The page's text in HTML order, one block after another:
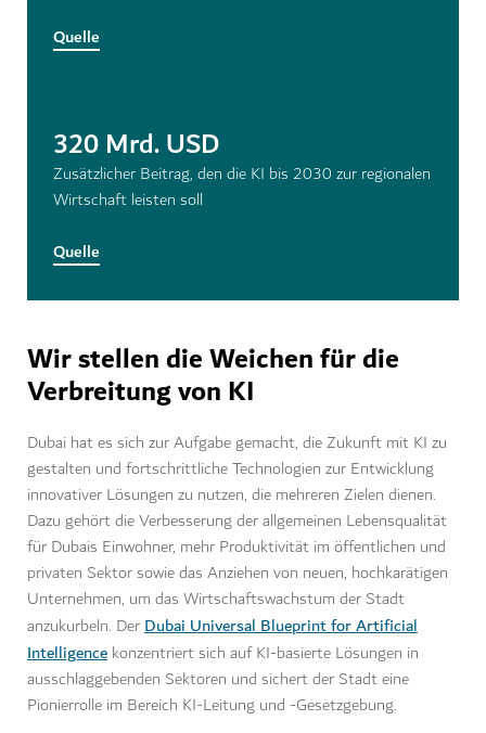
Quelle
320 Mrd. USD
Zusätzlicher Beitrag, den die KI bis 2030 zur regionalen
Wirtschaft leisten soll
Quelle
Wir stellen die Weichen für die
Verbreitung von KI
Dubai hat es sich zur Aufgabe gemacht, die Zukunft mit KI zu
gestalten und fortschrittliche Technologien zur Entwicklung
innovativer Lösungen zu nutzen, die mehreren Zielen dienen.
Dazu gehört die Verbesserung der allgemeinen Lebensqualität
für Dubais Einwohner, mehr Produktivität im öffentlichen und
privaten Sektor sowie das Anziehen von neuen, hochkarätigen
Unternehmen, um das Wirtschaftswachstum der Stadt
anzukurbeln. DerDubai Universal Blueprint for Artificial
Intelligence konzentriert sich auf KI-basierte Lösungen in
ausschlaggebenden Sektoren und sichert der Stadt eine
Pionierrolle im Bereich KI-Leitung und -Gesetzgebung.